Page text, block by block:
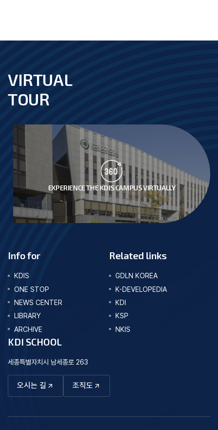
footer
VIRTUAL
TOUR
EXPERIENCE THE KDIS CAMPUS VIRTUALLY
Info for
KDIS
ONE STOP
NEWS CENTER
LIBRARY
ARCHIVE
Related links
GDLN KOREA
K-DEVELOPEDIA
KDI
KSP
NKIS
KDI SCHOOL
세종특별자치시 남세종로 263
오시는 길 조직도